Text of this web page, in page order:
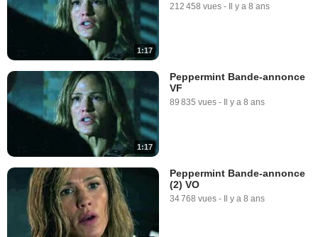
1:17
212 458 vues - Il y a 8 ans
1:17
Peppermint Bande-annonce
VF
89 835 vues - Il y a 8 ans
Peppermint Bande-annonce
(2) VO
34 768 vues - Il y a 8 ans